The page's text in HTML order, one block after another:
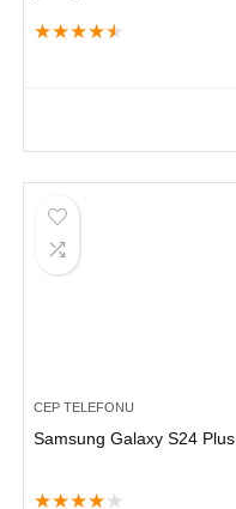
★★★★★
CEP TELEFONU
Samsung Galaxy S24 Plus
★★★★ ★